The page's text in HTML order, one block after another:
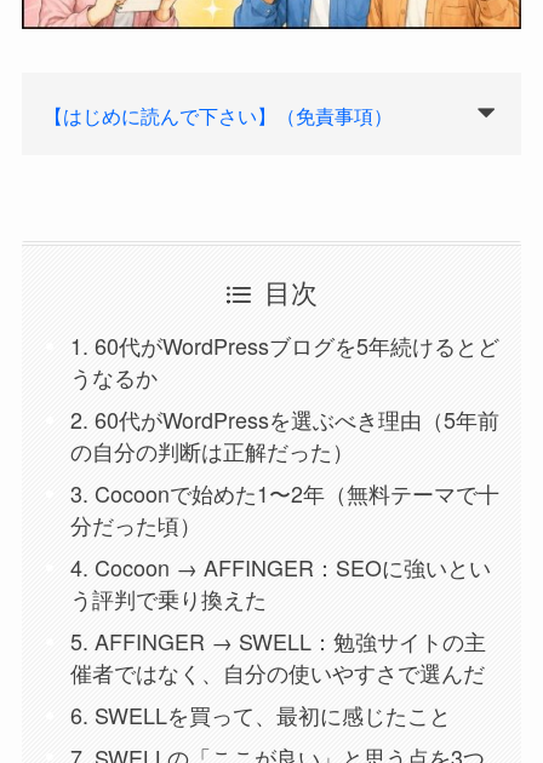
【はじめに読んで下さい】（免責事項）
目次
1. 60代がWordPressブログを5年続けるとど
うなるか
2. 60代がWordPressを選ぶべき理由（5年前
の自分の判断は正解だった）
3. Cocoonで始めた1〜2年（無料テーマで十
分だった頃）
4. Cocoon → AFFINGER：SEOに強いとい
う評判で乗り換えた
5. AFFINGER → SWELL：勉強サイトの主
催者ではなく、自分の使いやすさで選んだ
6. SWELLを買って、最初に感じたこと